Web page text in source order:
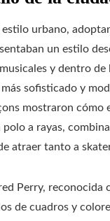
urbano,
un estilo
y dentro
sofisticado y
mostraron
a rayas,
atraer tanto a
Perry, reconocida
de cuadros y